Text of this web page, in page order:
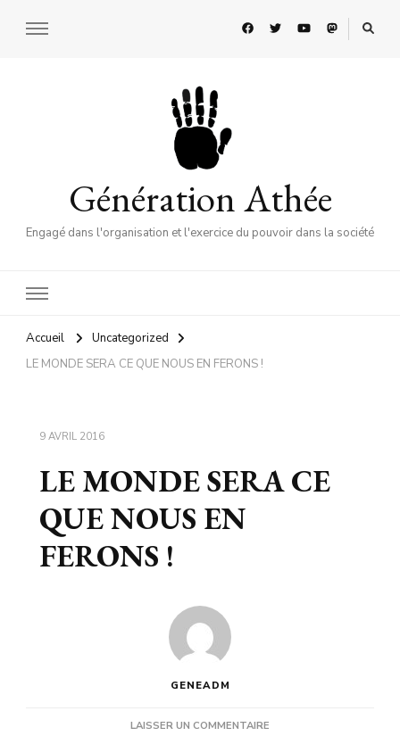
Génération Athée
Engagé dans l'organisation et l'exercice du pouvoir dans la société
Accueil
Uncategorized
LE MONDE SERA CE QUE NOUS EN FERONS !
9 AVRIL 2016
LE MONDE SERA CE
QUE NOUS EN
FERONS !
GENEADM
LAISSER UN COMMENTAIRE